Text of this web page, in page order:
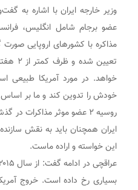
وزیر خارجه ایران با اشاره به
عضو برجام شامل انگلیس،
مذاکره با کشور‌های اروپایی
خواهد. در مورد آمریکا
خودش را تدوین کند و ما بر
روسیه ۲ عضو موثر مذاکرات
ایران همچنان باید به نقش
این خواسته و اراده ماست.
بسیاری رخ داده است. خروج